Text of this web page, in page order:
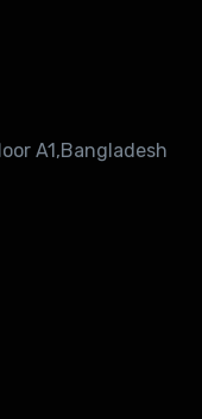
A1,Bangladesh